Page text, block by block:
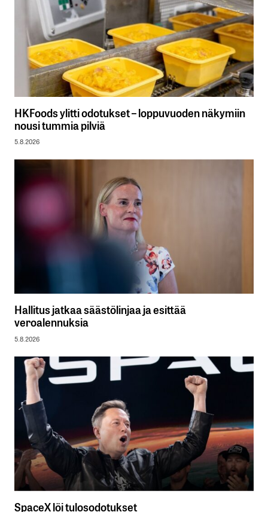
HKFoods ylitti odotukset – loppuvuoden näkymiin
nousi tummia pilviä
5.8.2026
Hallitus jatkaa säästölinjaa ja esittää
veroalennuksia
5.8.2026
SpaceX löi tulosodotukset